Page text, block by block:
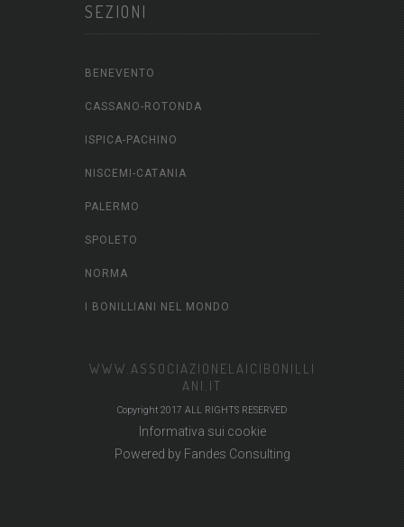
SEZIONI
BENEVENTO
CASSANO-ROTONDA
ISPICA-PACHINO
NISCEMI-CATANIA
PALERMO
SPOLETO
NORMA
I BONILLIANI NEL MONDO
WWW.ASSOCIAZIONELAICIBONILLI
ANI.IT
Copyright 2017 ALL RIGHTS RESERVED
Informativa sui cookie
Powered by Fandes Consulting